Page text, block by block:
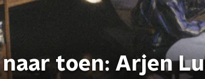
naar toen: Arjen